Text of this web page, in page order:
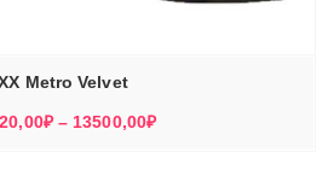
Metro Velvet
₽ – 13500,00₽Диапазон